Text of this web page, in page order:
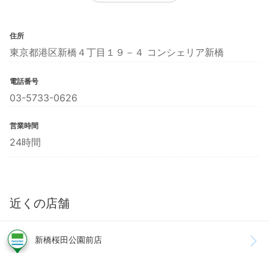
住所
東京都港区新橋４丁目１９－４ コンシェリア新橋
電話番号
03-5733-0626
営業時間
24時間
近くの店舗
新橋桜田公園前店